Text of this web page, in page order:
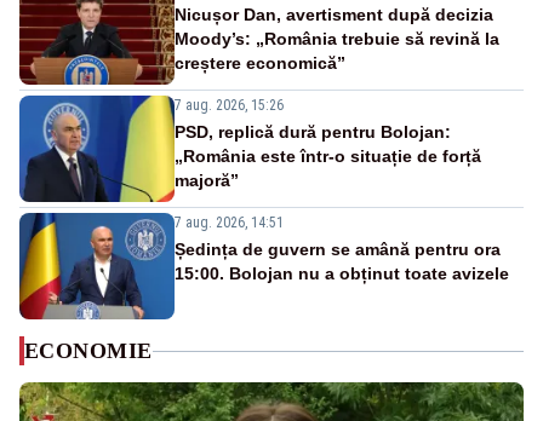
Nicușor Dan, avertisment după decizia
Moody’s: „România trebuie să revină la
creștere economică”
7 aug. 2026, 15:26
PSD, replică dură pentru Bolojan:
„România este într-o situație de forță
majoră”
7 aug. 2026, 14:51
Ședința de guvern se amână pentru ora
15:00. Bolojan nu a obținut toate avizele
ECONOMIE